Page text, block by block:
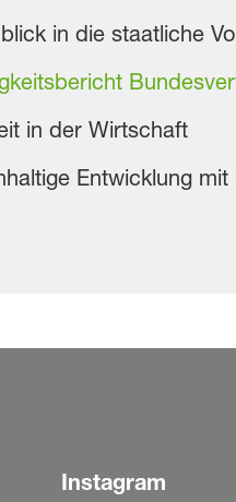
in die staatliche
in der Wirtschaft
Entwicklung
Instagram